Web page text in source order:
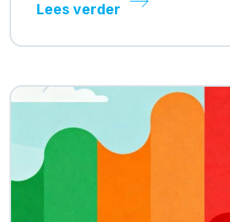
Lees verder